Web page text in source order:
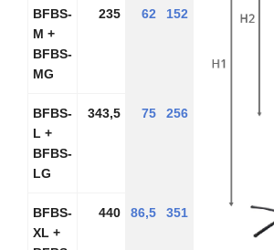
BFBS-
M +
BFBS-
MG
235 62 152
BFBS-
L +
BFBS-
LG
343,5 75 256
BFBS-
XL +
440 86,5 351